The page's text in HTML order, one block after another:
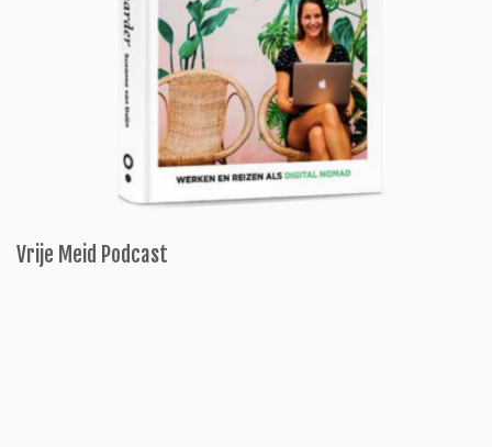
Vrije Meid Podcast